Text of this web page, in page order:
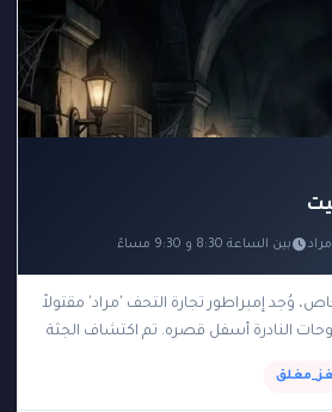
بين الساعة 8:30 و 9:30 مساءً
وُجد إمبراطور تجارة التحف 'مراد' مقتولاً
النادرة أسفل قصره. تم اكتشاف الجثة